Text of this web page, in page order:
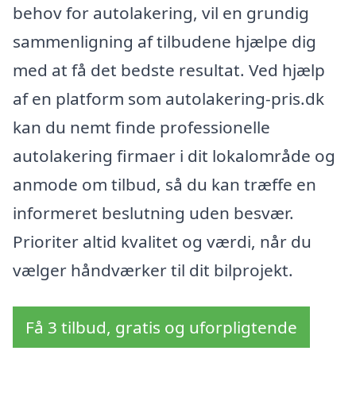
behov for autolakering, vil en grundig
sammenligning af tilbudene hjælpe dig
med at få det bedste resultat. Ved hjælp
af en platform som autolakering-pris.dk
kan du nemt finde professionelle
autolakering firmaer i dit lokalområde og
anmode om tilbud, så du kan træffe en
informeret beslutning uden besvær.
Prioriter altid kvalitet og værdi, når du
vælger håndværker til dit bilprojekt.
Få 3 tilbud, gratis og uforpligtende